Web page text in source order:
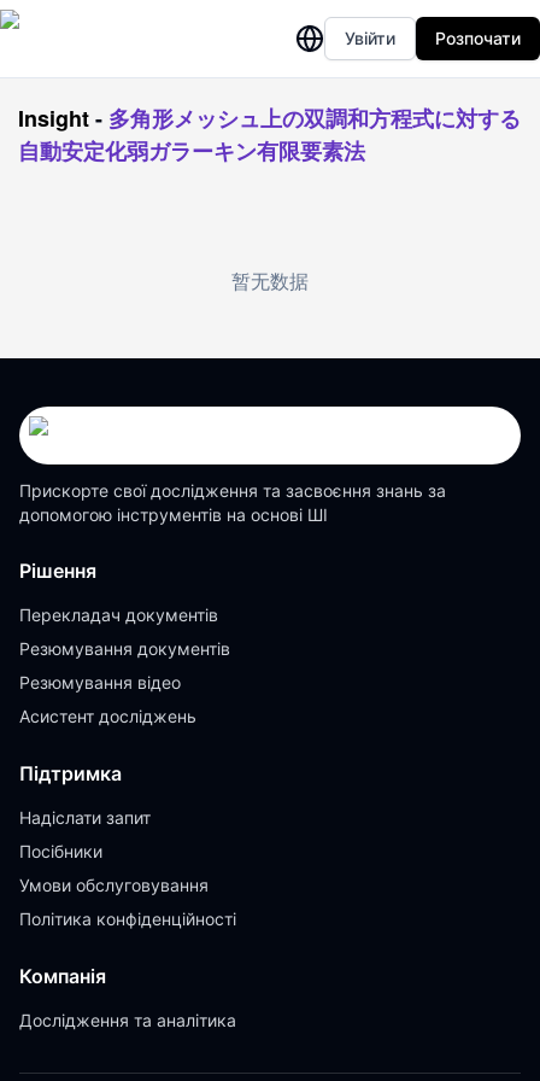
Увійти Розпочати
Insight- 多角形メッシュ上の双調和方程式に対する
自動安定化弱ガラーキン有限要素法
暂无数据
Прискорте свої дослідження та засвоєння знань за
допомогою інструментів на основі ШІ
Рішення
Перекладач документів
Резюмування документів
Резюмування відео
Асистент досліджень
Підтримка
Надіслати запит
Посібники
Умови обслуговування
Політика конфіденційності
Компанія
Дослідження та аналітика